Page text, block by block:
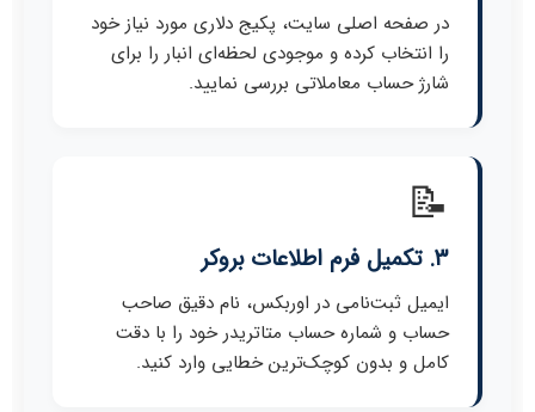
در صفحه اصلی سایت، پکیج دلاری مورد نیاز خود
را انتخاب کرده و موجودی لحظه‌ای انبار را برای
شارژ حساب معاملاتی بررسی نمایید.
📝
۳. تکمیل فرم اطلاعات بروکر
ایمیل ثبت‌نامی در اوربکس، نام دقیق صاحب
حساب و شماره حساب متاتریدر خود را با دقت
کامل و بدون کوچک‌ترین خطایی وارد کنید.